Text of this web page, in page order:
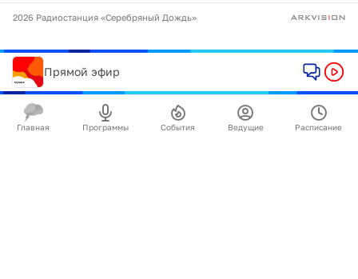
2026 Радиостанция «Серебряный Дождь»
Прямой эфир
Главная Программы События Ведущие Расписание